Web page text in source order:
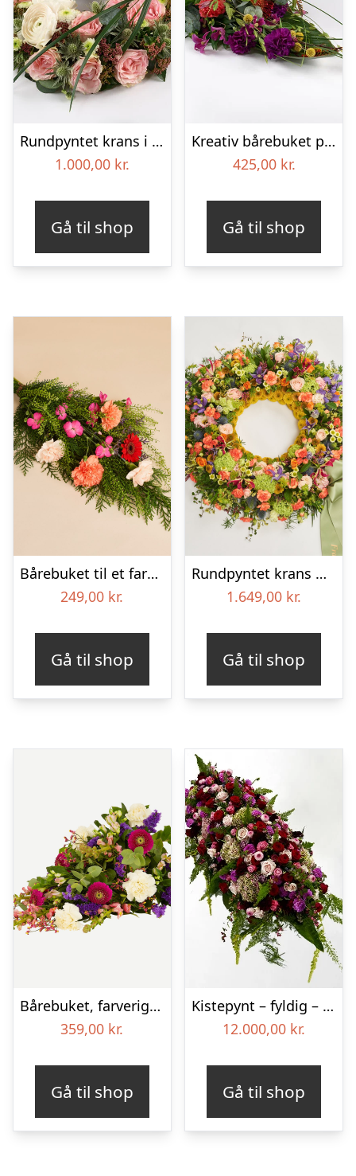
Rundpyntet krans i lyse farver – Blomster til begravelse
1.000,00 kr.
Gå til shop
Kreativ bårebuket på stort blad – Blomster til begravelse
425,00 kr.
Gå til shop
Bårebuket til et farverigt minde
249,00 kr.
Gå til shop
Rundpyntet krans med bånd – Et farverigt farvel
1.649,00 kr.
Gå til shop
Bårebuket, farverig (Floristens kreative valg)
359,00 kr.
Gå til shop
Kistepynt – fyldig – Blomster til begravelse
12.000,00 kr.
Gå til shop